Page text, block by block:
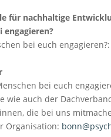
für nachhaltige
engagieren?
bei euch engagieren?:
bei euch
wie auch der
die bei uns
Organisation: